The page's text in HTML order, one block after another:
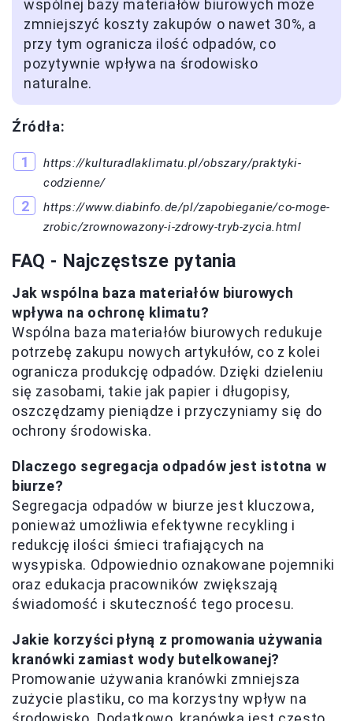
wspólnej bazy materiałów biurowych może
zmniejszyć koszty zakupów o nawet 30%, a
przy tym ogranicza ilość odpadów, co
pozytywnie wpływa na środowisko
naturalne.
Źródła:
https://kulturadlaklimatu.pl/obszary/praktyki-
codzienne/
https://www.diabinfo.de/pl/zapobieganie/co-moge-
zrobic/zrownowazony-i-zdrowy-tryb-zycia.html
FAQ - Najczęstsze pytania
Jak wspólna baza materiałów biurowych
wpływa na ochronę klimatu?
Wspólna baza materiałów biurowych redukuje
potrzebę zakupu nowych artykułów, co z kolei
ogranicza produkcję odpadów. Dzięki dzieleniu
się zasobami, takie jak papier i długopisy,
oszczędzamy pieniądze i przyczyniamy się do
ochrony środowiska.
Dlaczego segregacja odpadów jest istotna w
biurze?
Segregacja odpadów w biurze jest kluczowa,
ponieważ umożliwia efektywne recykling i
redukcję ilości śmieci trafiających na
wysypiska. Odpowiednio oznakowane pojemniki
oraz edukacja pracowników zwiększają
świadomość i skuteczność tego procesu.
Jakie korzyści płyną z promowania używania
kranówki zamiast wody butelkowanej?
Promowanie używania kranówki zmniejsza
zużycie plastiku, co ma korzystny wpływ na